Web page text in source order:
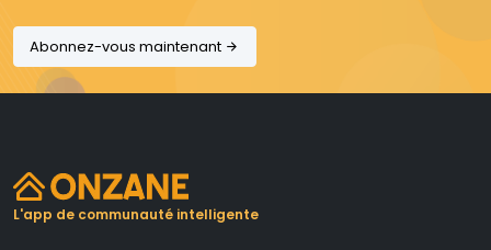
Abonnez-vous maintenant
L'app de communauté intelligente